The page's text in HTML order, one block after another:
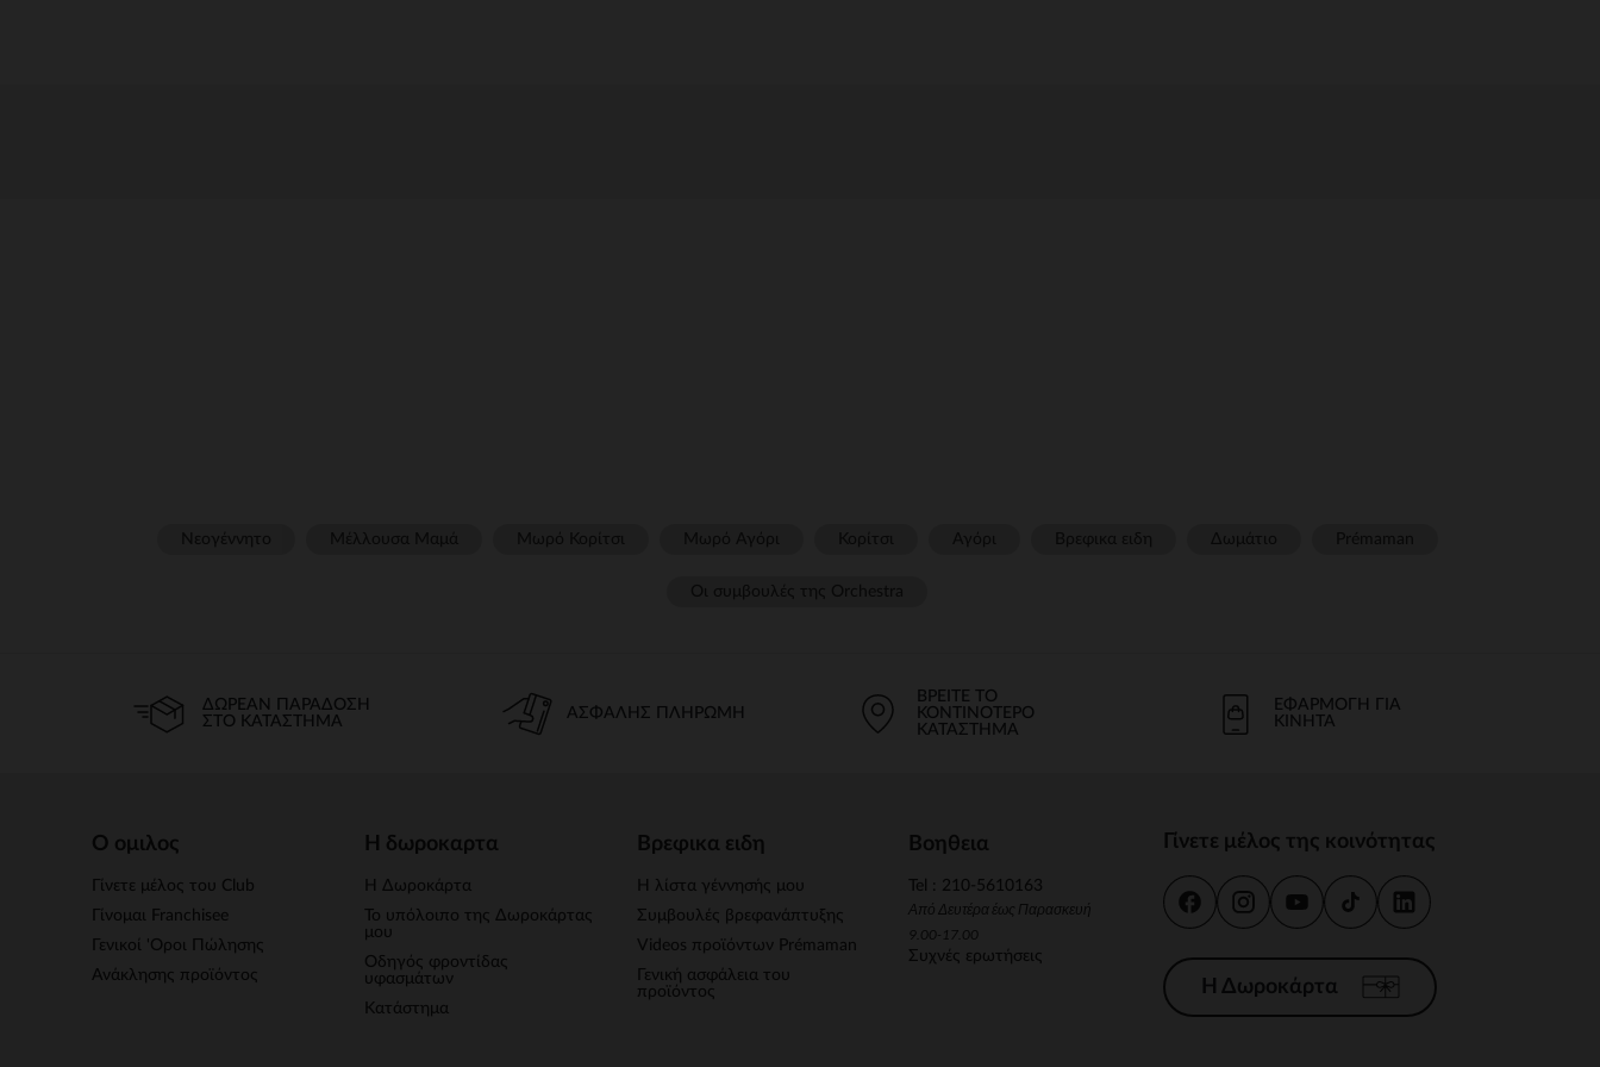
ΔΩΡΕΆΝ ΠΑΡΆΔΟΣΗ
ΣΤΟ ΚΑΤΆΣΤΗΜΑ
ΑΣΦΑΛΉΣ ΠΛΗΡΩΜΉ
ΒΡΕΊΤΕ ΤΟ
ΚΟΝΤΙΝΌΤΕΡΟ
ΚΑΤΆΣΤΗΜΑ
ΕΦΑΡΜΟΓΉ ΓΙΑ
ΚΙΝΗΤΆ
Ο ομιλος
Γίνετε μέλος του Club
Γίνομαι Franchisee
Γενικοί 'Οροι Πώλησης
Ανάκλησης προϊόντος
Η δωροκαρτα
Η Δωροκάρτα
Το υπόλοιπο της Δωροκάρτας
μου
Οδηγός φροντίδας
υφασμάτων
Κατάστημα
Βρεφικα ειδη
Η λίστα γέννησής μου
Συμβουλές βρεφανάπτυξης
Videos προϊόντων Prémaman
Γενική ασφάλεια του
προϊόντος
Βοηθεια
Tel : 210-5610163
Από Δευτέρα έως Παρασκευή
9.00-17.00
Συχνές ερωτήσεις
Γίνετε μέλος της κοινότητας
Η Δωροκάρτα